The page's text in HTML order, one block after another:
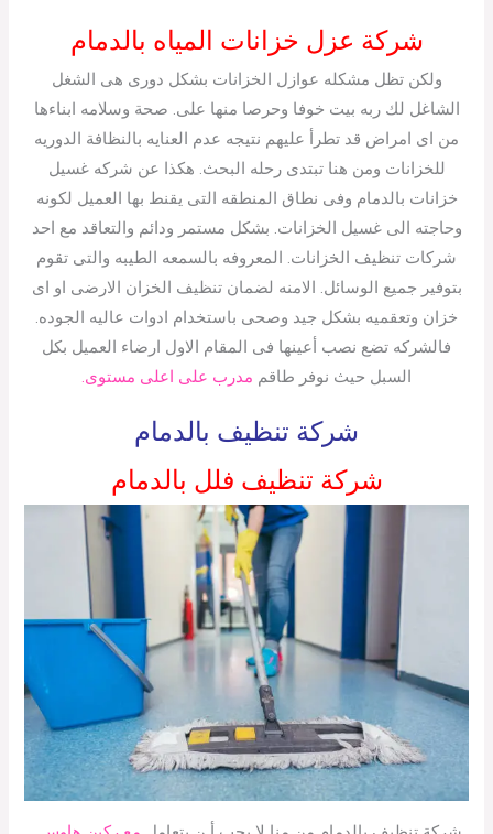
شركة عزل خزانات المياه بالدمام
ولكن تظل مشكله عوازل الخزانات بشكل دورى هى الشغل
الشاغل لك ربه بيت خوفا وحرصا منها على. صحة وسلامه ابناءها
من اى امراض قد تطرأ عليهم نتيجه عدم العنايه بالنظافة الدوريه
للخزانات ومن هنا تبتدى رحله البحث. هكذا عن شركه غسيل
خزانات بالدمام وفى نطاق المنطقه التى يقنط بها العميل لكونه
وحاجته الى غسيل الخزانات. بشكل مستمر ودائم والتعاقد مع احد
شركات تنظيف الخزانات. المعروفه بالسمعه الطيبه والتى تقوم
بتوفير جميع الوسائل. الامنه لضمان تنظيف الخزان الارضى او اى
خزان وتعقميه بشكل جيد وصحى باستخدام ادوات عاليه الجوده.
فالشركه تضع نصب أعينها فى المقام الاول ارضاء العميل بكل
السبل حيث نوفر طاقم مدرب على اعلى مستوى.
شركة تنظيف بالدمام
شركة تنظيف فلل بالدمام